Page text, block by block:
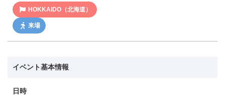
HOKKAIDO（北海道）
来場
イベント基本情報
日時